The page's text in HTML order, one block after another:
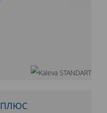
ПЛЮС